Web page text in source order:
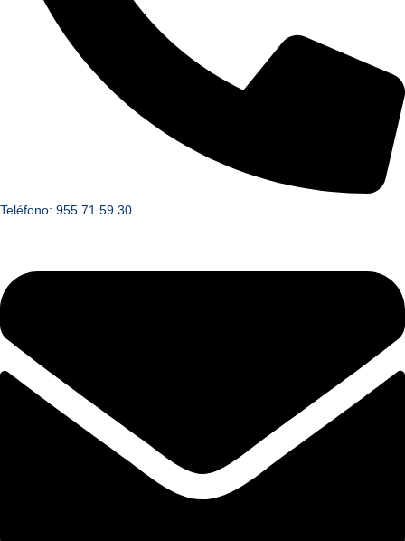
Teléfono: 955 71 59 30